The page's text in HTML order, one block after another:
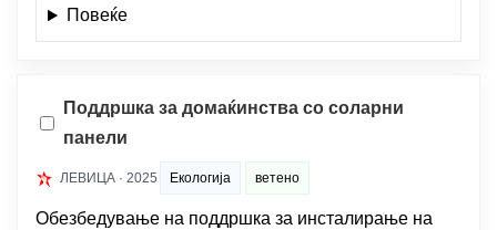
Повеќе
Поддршка за домаќинства со соларни
панели
ЛЕВИЦА · 2025 Екологија ветено
Обезбедување на поддршка за инсталирање на